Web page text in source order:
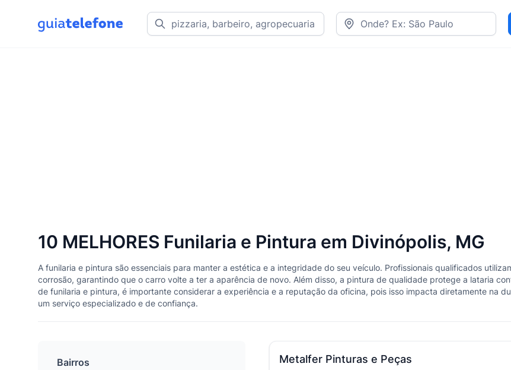
10 MELHORES Funilaria e Pintura em Divinópolis, MG
A funilaria e pintura são essenciais para manter a estética e a integridade do seu veículo. Profissionais qualificados
corrosão, garantindo que o carro volte a ter a aparência de novo. Além disso, a pintura de qualidade protege a lataria
de funilaria e pintura, é importante considerar a experiência e a reputação da oficina, pois isso impacta diretamente na
um serviço especializado e de confiança.
Metalfer Pinturas e Peças
Bairros